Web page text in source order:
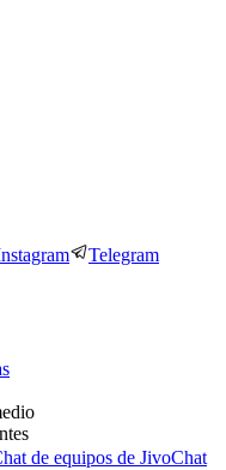
Telegram
de equipos de JivoChat